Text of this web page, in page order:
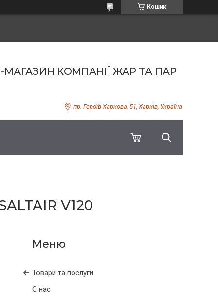
Кошик
МАГАЗИН КОМПАНІЇ ЖАР ТА ПАР
пр. Героїв Харкова, 51, Харків, Україна
V120
Товари та послуги
О нас